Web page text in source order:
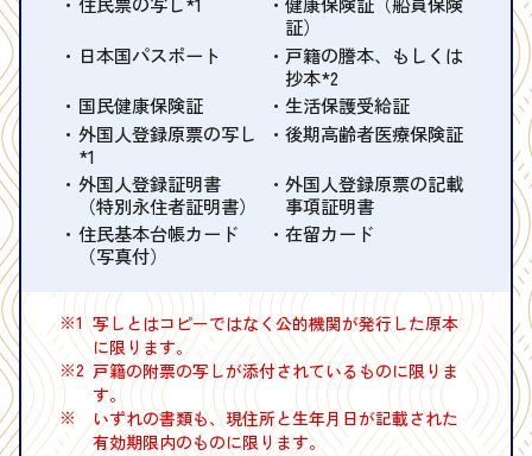
証）
日本国パスポート
戸籍の謄本、もしくは
抄本*2
国民健康保険証
生活保護受給証
外国人登録原票の写し
*1
後期高齢者医療保険証
外国人登録証明書
（特別永住者証明書）
外国人登録原票の記載
事項証明書
住民基本台帳カード
（写真付）
在留カード
※1 写しとはコピーではなく公的機関が発行した原本
に限ります。
※2 戸籍の附票の写しが添付されているものに限りま
す。
※
いずれの書類も、現住所と生年月日が記載された
有効期限内のものに限ります。